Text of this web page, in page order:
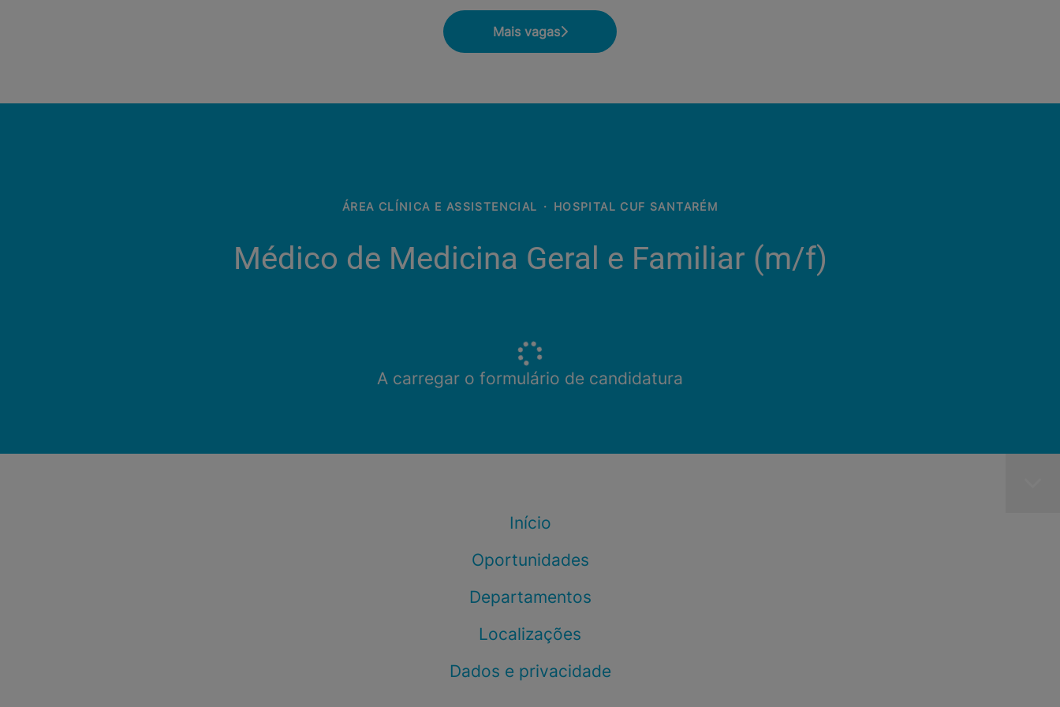
Mais vagas
ÁREA CLÍNICA E ASSISTENCIAL · HOSPITAL CUF SANTARÉM
Médico de Medicina Geral e Familiar (m/f)
A carregar o formulário de candidatura
Início
Oportunidades
Departamentos
Localizações
Dados e privacidade